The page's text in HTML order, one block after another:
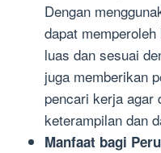
Dengan
dapat
luas dan sesuai
juga memberikan
pencari kerja agar
keterampilan dan
Manfaat bagi